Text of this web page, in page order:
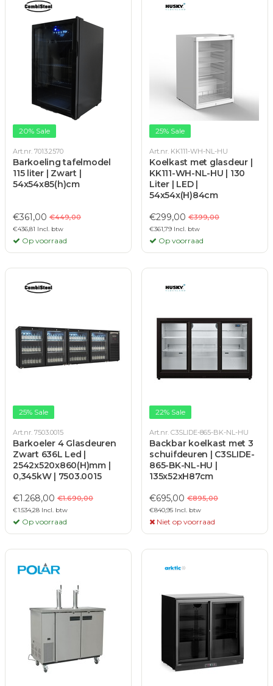
20% Sale
Art.nr. 7013.2570
Barkoeling tafelmodel
115 liter | Zwart |
54x54x85(h)cm
€361,00 €449,00
€436,81 Incl. btw
Op voorraad
25% Sale
Art.nr. KK111-WH-NL-HU
Koelkast met glasdeur |
KK111-WH-NL-HU | 130
Liter | LED |
54x54x(H)84cm
€299,00 €399,00
€361,79 Incl. btw
Op voorraad
25% Sale
Art.nr. 7503.0015
Barkoeler 4 Glasdeuren
Zwart 636L Led |
2542x520x860(H)mm |
0,345kW | 7503.0015
€1.268,00 €1.690,00
€1.534,28 Incl. btw
Op voorraad
22% Sale
Art.nr. C3SLIDE-865-BK-NL-HU
Backbar koelkast met 3
schuifdeuren | C3SLIDE-
865-BK-NL-HU |
135x52xH87cm
€695,00 €895,00
€840,95 Incl. btw
Niet op voorraad